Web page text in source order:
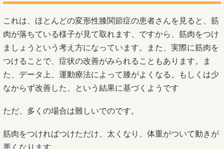
これは、ほとんどの変形性膝関節症の患者さんを見ると、筋
肉が落ちている様子が見て取れます、ですから、筋肉をつけ
ましょうという考え方になっています。また、実際に筋肉を
つけることで、症状の改善がみられることもあります。ま
た、データ上、運動療法によって膝がよくなる。もしくは少
なからず改善した、という結果に基づくようです
ただ、多くの場合は難しいでのです。
筋肉をつければつけただけ、太くなり、体重がついて動きが
悪くなります